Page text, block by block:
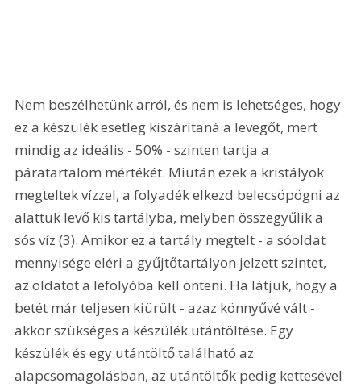
Nem beszélhetünk arról, és nem is lehetséges, hogy
ez a készülék esetleg kiszárítaná a levegőt, mert
mindig az ideális - 50% - szinten tartja a
páratartalom mértékét. Miután ezek a kristályok
megteltek vízzel, a folyadék elkezd belecsöpögni az
alattuk levő kis tartályba, melyben összegyűlik a
sós víz (3). Amikor ez a tartály megtelt - a sóoldat
mennyisége eléri a gyűjtőtartályon jelzett szintet,
az oldatot a lefolyóba kell önteni. Ha látjuk, hogy a
betét már teljesen kiürült - azaz könnyűvé vált -
akkor szükséges a készülék utántöltése. Egy
készülék és egy utántöltő található az
alapcsomagolásban, az utántöltők pedig kettesével